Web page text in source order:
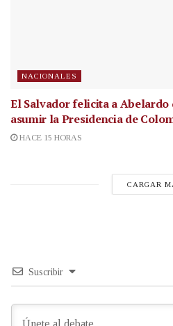
NACIONALES
El Salvador felicita a
asumir la Presidencia de
HACE 15 HORAS
CARGAR
Suscribir